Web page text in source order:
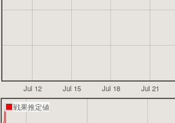
Jul 12 Jul 15 Jul 18 Jul 21
戦果推定値